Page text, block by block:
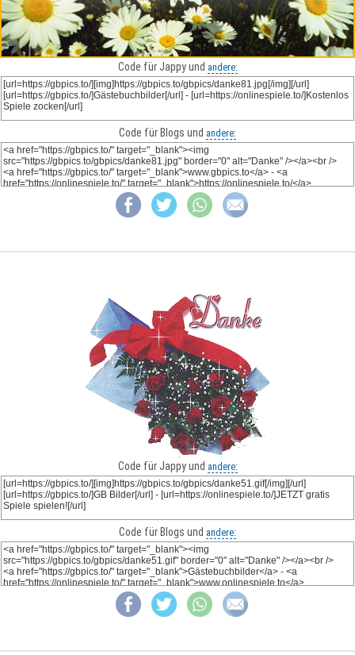
Code für Jappy und andere:
Code für Blogs und andere:
Code für Jappy und andere:
Code für Blogs und andere: